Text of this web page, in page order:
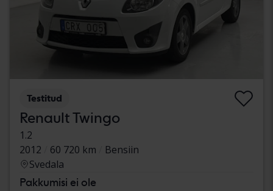
Testitud
Renault Twingo
1.2
2012
60 720 km
Bensiin
Svedala
Pakkumisi ei ole